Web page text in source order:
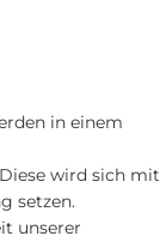
in einem
wird sich mit
setzen.
unserer